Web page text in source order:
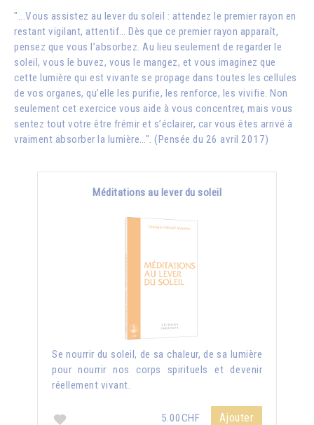
"...Vous assistez au lever du soleil : attendez le premier rayon en
restant vigilant, attentif… Dès que ce premier rayon apparaît,
pensez que vous l’absorbez. Au lieu seulement de regarder le
soleil, vous le buvez, vous le mangez, et vous imaginez que
cette lumière qui est vivante se propage dans toutes les cellules
de vos organes, qu’elle les purifie, les renforce, les vivifie. Non
seulement cet exercice vous aide à vous concentrer, mais vous
sentez tout votre être frémir et s’éclairer, car vous êtes arrivé à
vraiment absorber la lumière…". (Pensée du 26 avril 2017)
Méditations au lever du soleil
Se nourrir du soleil, de sa chaleur, de sa lumière
pour nourrir nos corps spirituels et devenir
réellement vivant.
5.00CHF Ajouter